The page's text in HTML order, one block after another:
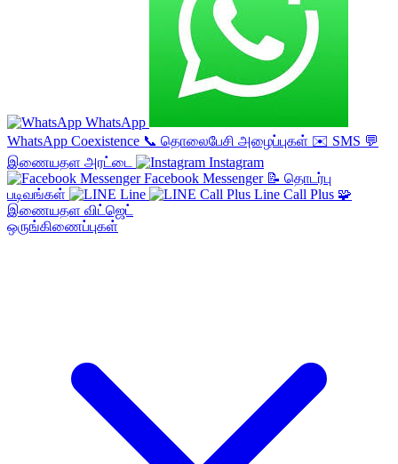
WhatsApp
WhatsApp Coexistence 📞 தொலைபேசி அழைப்புகள் ✉️ SMS 💬
இணையதள அரட்டை
Instagram
Facebook Messenger 📝 தொடர்பு
படிவங்கள்
Line Line Call Plus 🧩
இணையதள விட்ஜெட்
ஒருங்கிணைப்புகள்